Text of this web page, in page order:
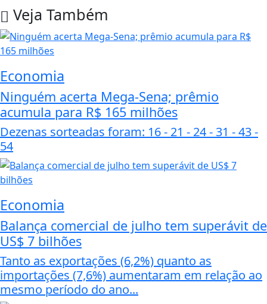
Veja Também
Economia
Ninguém acerta Mega-Sena; prêmio
acumula para R$ 165 milhões
Dezenas sorteadas foram: 16 - 21 - 24 - 31 - 43 -
54
Economia
Balança comercial de julho tem superávit de
US$ 7 bilhões
Tanto as exportações (6,2%) quanto as
importações (7,6%) aumentaram em relação ao
mesmo período do ano...